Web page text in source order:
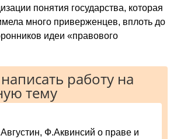
понятия государства, которая
много приверженцев, вплоть до
идеи «правового
работу на
тему
Ф.Аквинсий о праве и